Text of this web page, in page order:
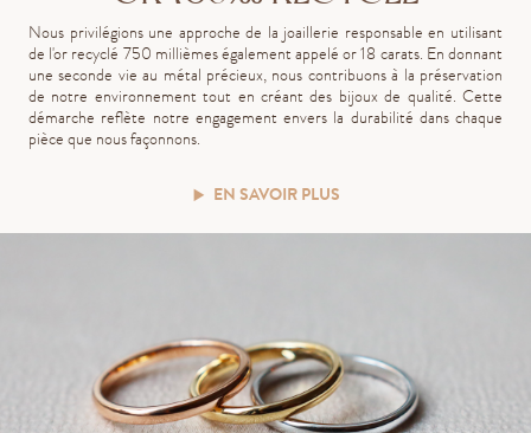
Nous privilégions une approche de la joaillerie responsable en utilisant
de l'or recyclé 750 millièmes également appelé or 18 carats. En donnant
une seconde vie au métal précieux, nous contribuons à la préservation
de notre environnement tout en créant des bijoux de qualité. Cette
démarche reflète notre engagement envers la durabilité dans chaque
pièce que nous façonnons.
EN SAVOIR PLUS